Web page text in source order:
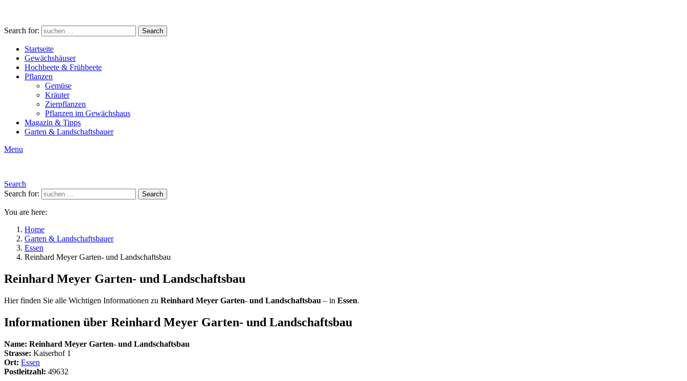
Search for: Search
Startseite
Gewächshäuser
Hochbeete & Frühbeete
Pflanzen
Gemüse
Kräuter
Zierpflanzen
Pflanzen im Gewächshaus
Magazin & Tipps
Garten & Landschaftsbauer
Menu
Search
Search for:
Search
You are here:
Home
Garten & Landschaftsbauer
Essen
Reinhard Meyer Garten- und Landschaftsbau
Reinhard Meyer Garten- und Landschaftsbau
Hier finden Sie alle Wichtigen Informationen zu Reinhard Meyer Garten- und Landschaftsbau – in Essen.
Informationen über Reinhard Meyer Garten- und Landschaftsbau
Name: Reinhard Meyer Garten- und Landschaftsbau
Strasse: Kaiserhof 1
Ort: Essen
Postleitzahl: 49632